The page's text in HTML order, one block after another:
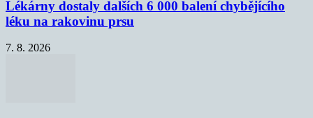
Lékárny dostaly dalších 6 000 balení chybějícího
léku na rakovinu prsu
7. 8. 2026